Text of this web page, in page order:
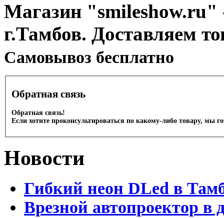
Магазин "smileshow.ru"
г.Тамбов. Доставляем
Cамовывоз бесплатно
Обратная связь
Обратная связь!
Если хотите проконсультироваться по какому-либо товару, мы
Новости
Гибкий неон DLed в
Врезной автопроектор в